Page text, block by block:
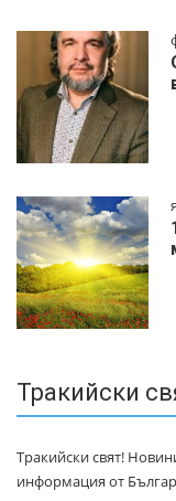
Тракийски
Тракийски свят!
информация от